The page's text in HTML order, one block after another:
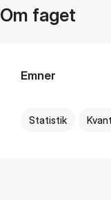
Om faget
Emner
Statistik